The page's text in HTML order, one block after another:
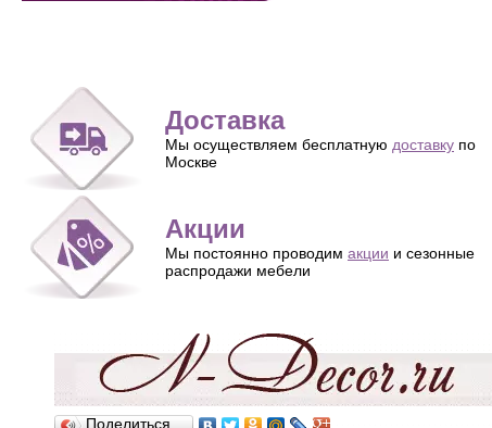
Доставка
Мы осуществляем бесплатную доставку по
Москве
Акции
Мы постоянно проводим акции и сезонные
распродажи мебели
Поделиться…